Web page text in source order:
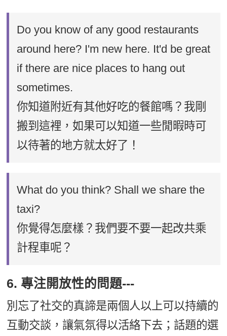
Do you know of any good restaurants
around here? I'm new here. It'd be great
if there are nice places to hang out
sometimes.
你知道附近有其他好吃的餐館嗎？我剛
搬到這裡，如果可以知道一些閒暇時可
以待著的地方就太好了！
What do you think? Shall we share the
taxi?
你覺得怎麼樣？我們要不要一起改共乘
計程車呢？
6. 專注開放性的問題---
別忘了社交的真諦是兩個人以上可以持續的
互動交談，讓氣氛得以活絡下去；話題的選